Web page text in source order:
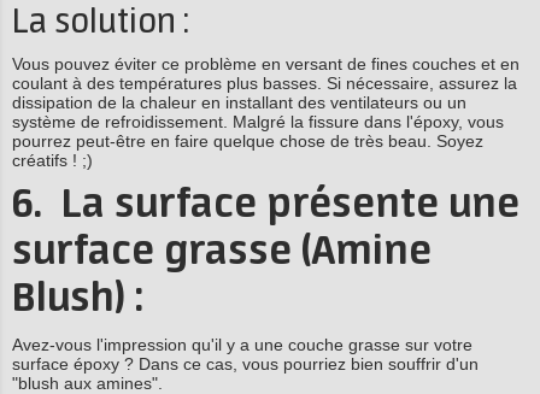
La solution :
Vous pouvez éviter ce problème en versant de fines couches et en
coulant à des températures plus basses. Si nécessaire, assurez la
dissipation de la chaleur en installant des ventilateurs ou un
système de refroidissement. Malgré la fissure dans l'époxy, vous
pourrez peut-être en faire quelque chose de très beau. Soyez
créatifs ! ;)
6. La surface présente une
surface grasse (Amine
Blush) :
Avez-vous l'impression qu'il y a une couche grasse sur votre
surface époxy ? Dans ce cas, vous pourriez bien souffrir d'un
"blush aux amines".